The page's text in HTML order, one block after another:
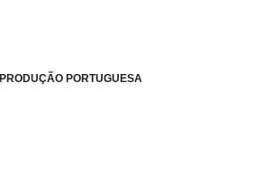
PRODUÇÃO PORTUGUESA